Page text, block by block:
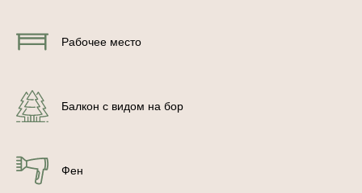
Рабочее место
Балкон с видом на бор
Фен